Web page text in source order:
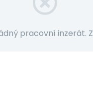
pracovní inzerát.